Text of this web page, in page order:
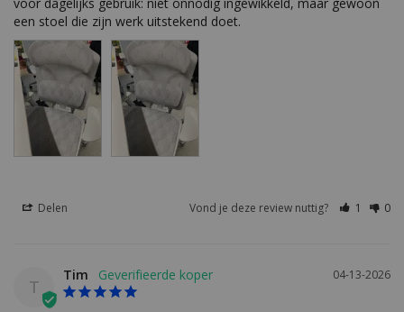
een stoel die zijn werk uitstekend doet.
Delen Vond je deze review nuttig? 1 0
T
04-13-2026
Tim